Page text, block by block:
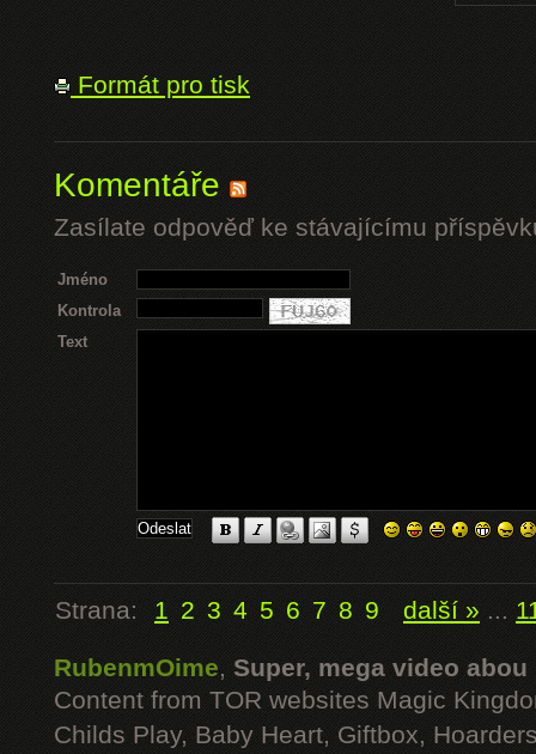
Formát pro tisk
Komentáře
Zasílate odpověď ke stávajícímu
Jméno
Kontrola
Text
Strana: 1 2 3 4 5 6 7 8 9 další » ...
RubenmOime, Super, mega video abou
Content from TOR websites Magic
Childs Play, Baby Heart, Giftbox,